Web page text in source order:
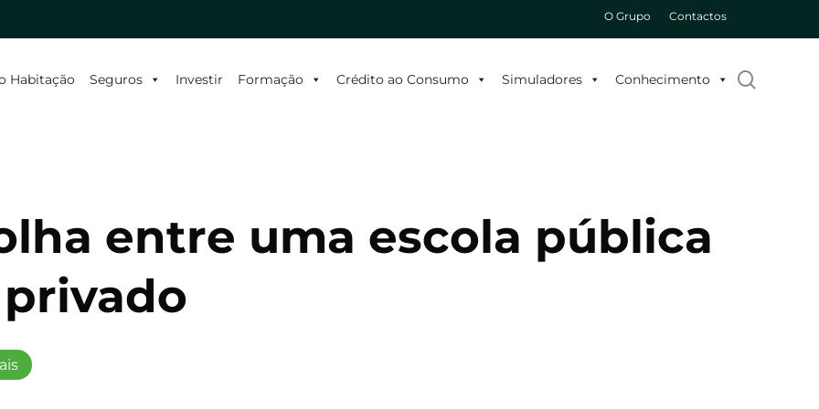
O Grupo Contactos
Habitação Seguros Investir Formação Crédito ao Consumo Simuladores Conhecimento
entre uma escola pública